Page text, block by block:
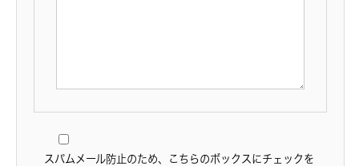
スパムメール防止のため、こちらのボックスにチェックを